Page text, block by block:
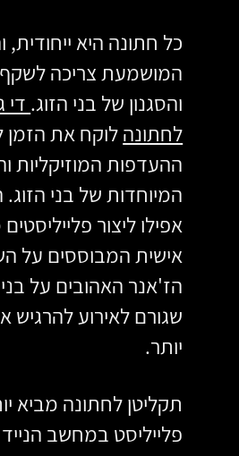
כל חתונה היא ייחודית,
המושמעת צריכה
והסגנון של בני הזוג. די
לחתונה לוקח את הזמן
ההעדפות המוזיקליות
המיוחדות של בני הזוג.
אפילו ליצור
אישית המבוססים על
הז'אנר האהובים על
שגורם לאירוע להרגיש
יותר.
תקליטן לחתונה מביא
פלייליסט במחשב